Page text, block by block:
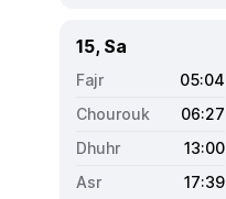
15, Sa
05:04
06:27
13:00
17:39